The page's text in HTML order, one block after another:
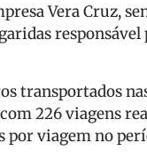
Vera Cruz,
responsável
transportados
226 viagens
por viagem no